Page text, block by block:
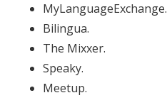
MyLanguageExchange.
Bilingua.
The Mixxer.
Speaky.
Meetup.